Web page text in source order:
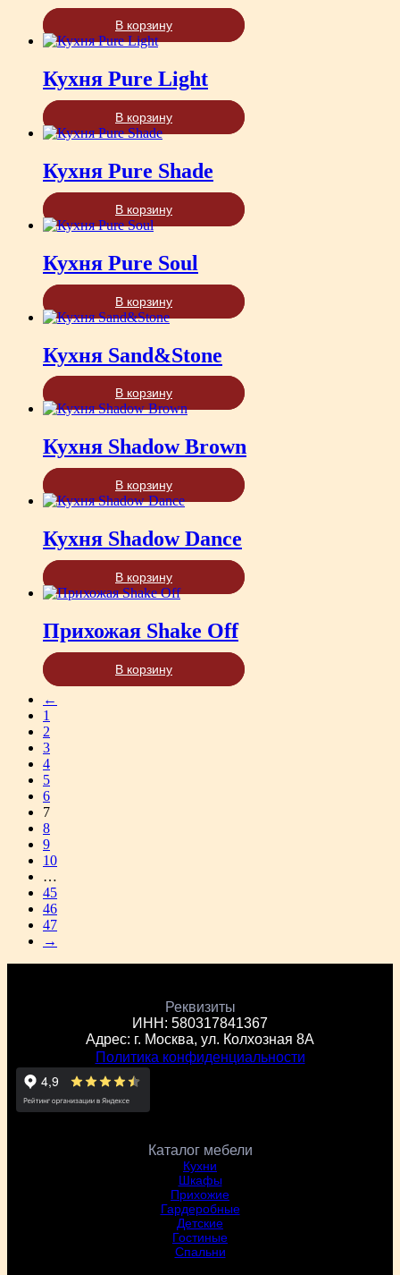
В корзину
Кухня Pure Light
В корзину
Кухня Pure Shade
В корзину
Кухня Pure Soul
В корзину
Кухня Sand&Stone
В корзину
Кухня Shadow Brown
В корзину
Кухня Shadow Dance
В корзину
Прихожая Shake Off
В корзину
←
1
2
3
4
5
6
7
8
9
10
…
45
46
47
→
Реквизиты
ИНН: 580317841367
Адрес: г. Москва, ул. Колхозная 8А
Политика конфиденциальности
Каталог мебели
Кухни
Шкафы
Прихожие
Гардеробные
Детские
Гостиные
Спальни